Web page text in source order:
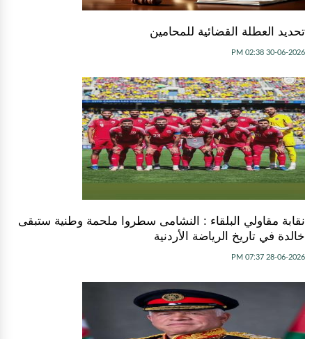
تحديد العطلة القضائية للمحامين
30-06-2026 02:38 PM
نقابة مقاولي البلقاء : النشامى سطروا ملحمة وطنية ستبقى
خالدة في تاريخ الرياضة الأردنية
28-06-2026 07:37 PM